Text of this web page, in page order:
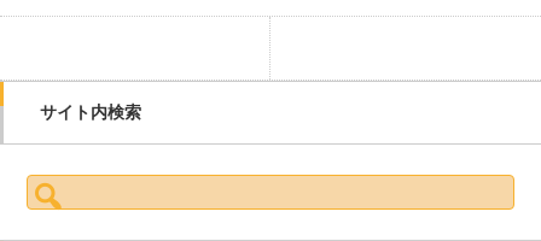
サイト内検索
検索: